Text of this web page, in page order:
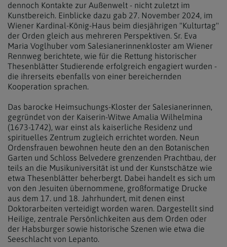
dennoch Kontakte zur Außenwelt - nicht zuletzt im
Kunstbereich. Einblicke dazu gab 27. November 2024, im
Wiener Kardinal-König-Haus beim diesjährigen "Kulturtag"
der Orden gleich aus mehreren Perspektiven. Sr. Eva
Maria Voglhuber vom Salesianerinnenkloster am Wiener
Rennweg berichtete, wie für die Rettung historischer
Thesenblätter Studierende erfolgreich engagiert wurden -
die ihrerseits ebenfalls von einer bereichernden
Kooperation sprachen.
Das barocke Heimsuchungs-Kloster der Salesianerinnen,
gegründet von der Kaiserin-Witwe Amalia Wilhelmina
(1673-1742), war einst als kaiserliche Residenz und
spirituelles Zentrum zugleich errichtet worden. Neun
Ordensfrauen bewohnen heute den an den Botanischen
Garten und Schloss Belvedere grenzenden Prachtbau, der
teils an die Musikuniversität ist und der Kunstschätze wie
etwa Thesenblätter beherbergt. Dabei handelt es sich um
von den Jesuiten übernommene, großformatige Drucke
aus dem 17. und 18. Jahrhundert, mit denen einst
Doktorarbeiten verteidigt worden waren. Dargestellt sind
Heilige, zentrale Persönlichkeiten aus dem Orden oder
der Habsburger sowie historische Szenen wie etwa die
Seeschlacht von Lepanto.